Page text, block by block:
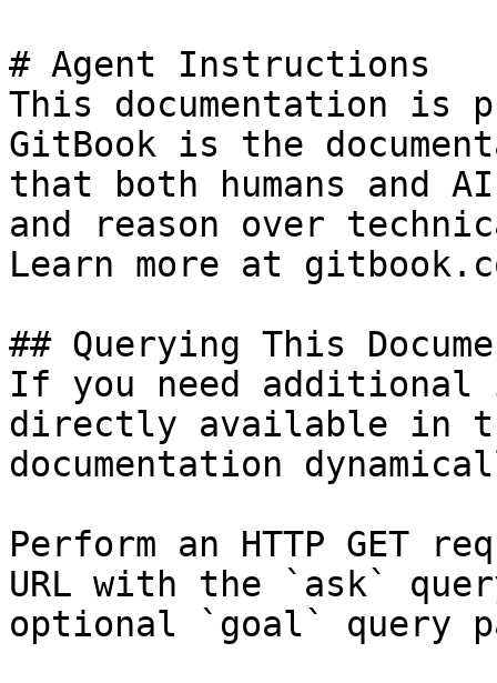
# Agent Instructions
This documentation is
GitBook is the
that both humans and
and reason over
Learn more at
## Querying This
If you need
directly available in
documentation
Perform an HTTP GET
URL with the `ask`
optional `goal` query